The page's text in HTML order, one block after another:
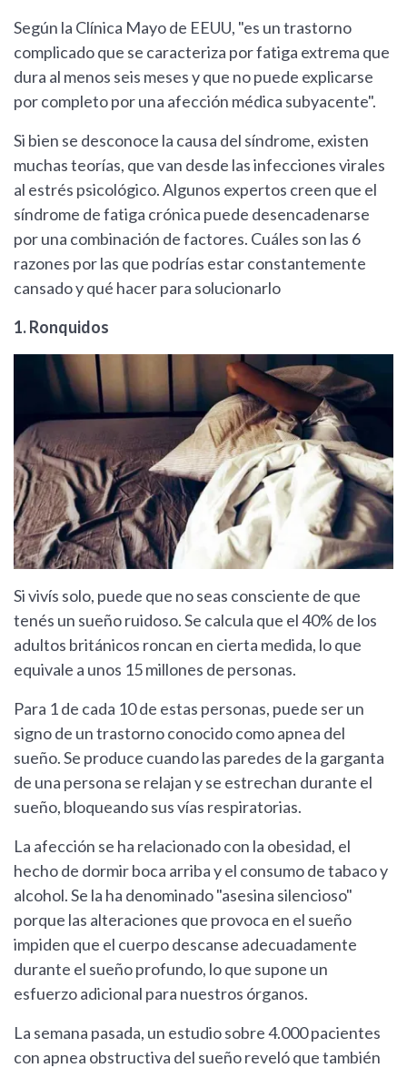
Según la Clínica Mayo de EEUU, "es un trastorno
complicado que se caracteriza por fatiga extrema que
dura al menos seis meses y que no puede explicarse
por completo por una afección médica subyacente".
Si bien se desconoce la causa del síndrome, existen
muchas teorías, que van desde las infecciones virales
al estrés psicológico. Algunos expertos creen que el
síndrome de fatiga crónica puede desencadenarse
por una combinación de factores. Cuáles son las 6
razones por las que podrías estar constantemente
cansado y qué hacer para solucionarlo
1. Ronquidos
Si vivís solo, puede que no seas consciente de que
tenés un sueño ruidoso. Se calcula que el 40% de los
adultos británicos roncan en cierta medida, lo que
equivale a unos 15 millones de personas.
Para 1 de cada 10 de estas personas, puede ser un
signo de un trastorno conocido como apnea del
sueño. Se produce cuando las paredes de la garganta
de una persona se relajan y se estrechan durante el
sueño, bloqueando sus vías respiratorias.
La afección se ha relacionado con la obesidad, el
hecho de dormir boca arriba y el consumo de tabaco y
alcohol. Se la ha denominado "asesina silencioso"
porque las alteraciones que provoca en el sueño
impiden que el cuerpo descanse adecuadamente
durante el sueño profundo, lo que supone un
esfuerzo adicional para nuestros órganos.
La semana pasada, un estudio sobre 4.000 pacientes
con apnea obstructiva del sueño reveló que también